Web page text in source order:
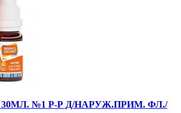
№1 Р-Р Д/НАРУЖ.ПРИМ. ФЛ./